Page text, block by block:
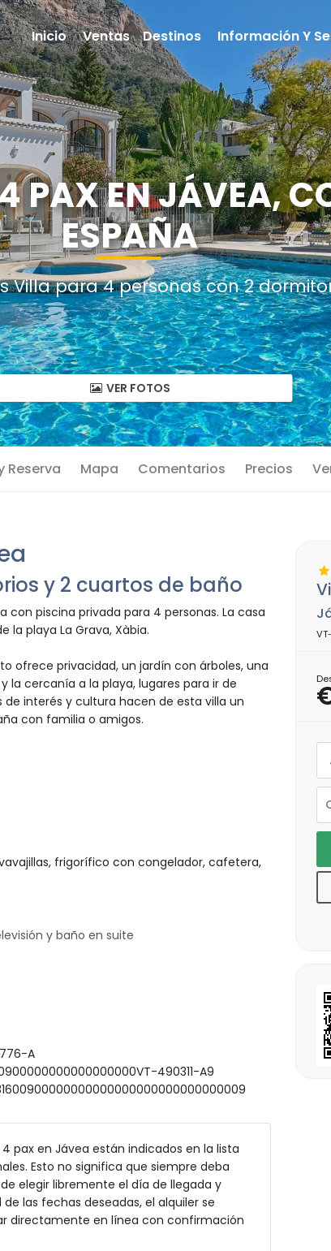
PAX EN JÁVEA,
ESPAÑA
Villa para 4 personas con 2
VER FOTOS
Reserva Mapa Comentarios Precios
y 2 cuartos de baño
con piscina privada para 4 personas. La casa
la playa La Grava, Xàbia.
ofrece privacidad, un jardín con árboles, una
la cercanía a la playa, lugares para ir de
interés y cultura hacen de esta villa un
con familia o amigos.
frigorífico con congelador, cafetera,
y baño en suite
de la villa)
(a menos de 4 kilómetros de la villa)
A
490311-A9
4 pax en Jávea están indicados en la lista
Esto no significa que siempre deba
elegir libremente el día de llegada y
las fechas deseadas, el alquiler se
directamente en línea con confirmación
Inicio Ventas Destinos Información Y